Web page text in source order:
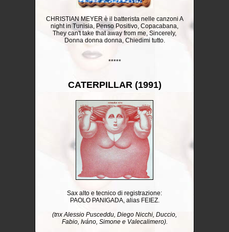
CHRISTIAN MEYER è il batterista nelle canzoni A
night in Tunisia, Penso Positivo, Copacabana,
They can't take that away from me, Sincerely,
Donna donna donna, Chiedimi tutto.
*****
CATERPILLAR (1991)
Sax alto e tecnico di registrazione:
PAOLO PANIGADA, alias FEIEZ.
(tnx Alessio Pusceddu, Diego Nicchi, Duccio,
Fabio, Iváno, Simone e Valecalimero).